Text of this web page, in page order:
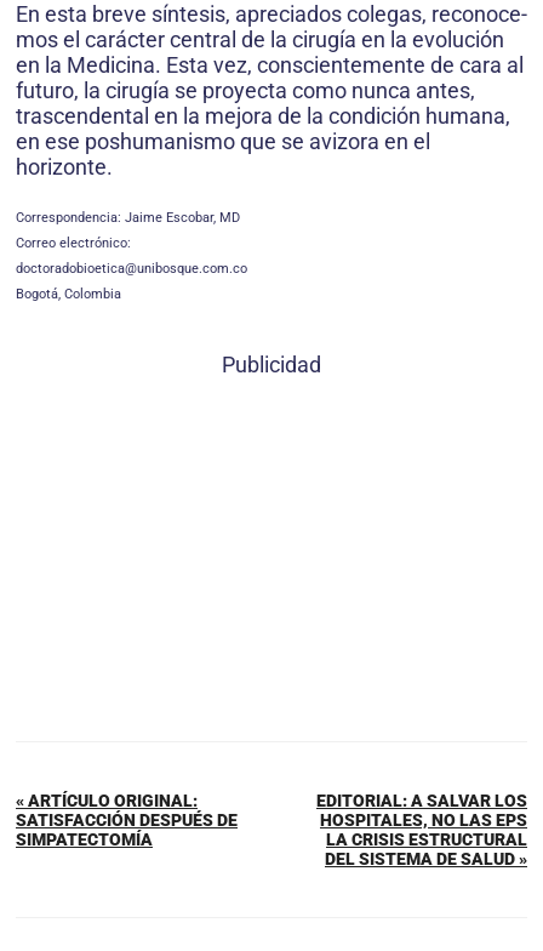
En esta breve síntesis, apreciados colegas, reconoce­
mos el carácter central de la cirugía en la evolución
en la Medicina. Esta vez, conscientemente de cara al
futuro, la cirugía se proyecta como nunca antes,
trascendental en la mejora de la condición humana,
en ese poshumanismo que se avizora en el
horizonte.
Correspondencia: Jaime Escobar, MD
Correo electrónico:
doctoradobioetica@unibosque.com.co
Bogotá, Colombia
Publicidad
« ARTÍCULO ORIGINAL:
SATISFACCIÓN DESPUÉS DE
SIMPATECTOMÍA
EDITORIAL: A SALVAR LOS
HOSPITALES, NO LAS EPS
LA CRISIS ESTRUCTURAL
DEL SISTEMA DE SALUD »